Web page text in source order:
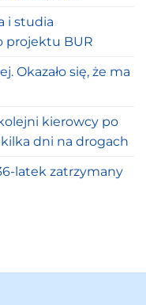
i studia
projektu BUR
Okazało się, że ma
kierowcy po
dni na drogach
latek zatrzymany